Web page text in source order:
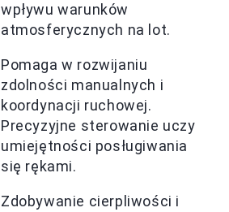
wpływu warunków
atmosferycznych na lot.
Pomaga w rozwijaniu
zdolności manualnych i
koordynacji ruchowej.
Precyzyjne sterowanie uczy
umiejętności posługiwania
się rękami.
Zdobywanie cierpliwości i